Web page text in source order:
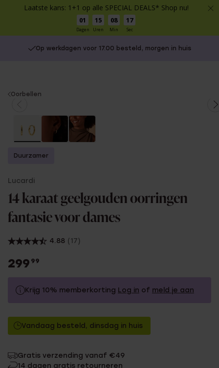
Laatste kans: 1+1 op alle SPECIAL DEALS* Shop nu!
01
Dagen
15
Uren
08
Min
17
Sec
Op werkdagen voor 17.00 besteld, morgen in huis
You
Oorbellen
Duurzamer
Lucardi
14 karaat geelgouden oorringen
fantasie voor dames
4.88 (17)
299 99
Krijg 10% memberkorting Log in of meld je aan
Zonder memberkorting
Met memberkorting
Vandaag besteld, dinsdag in huis
Gratis verzending vanaf €49
14 dagen gratis retourneren